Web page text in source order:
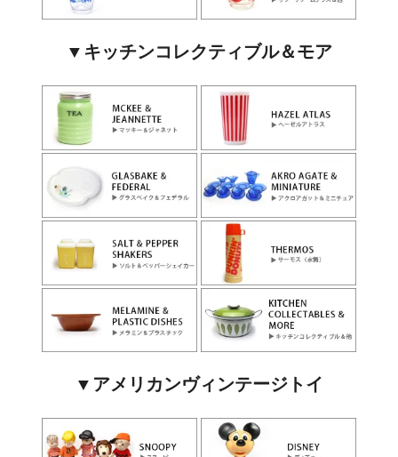
▼キッチンコレクティブル＆モア
▼アメリカンヴィンテージトイ